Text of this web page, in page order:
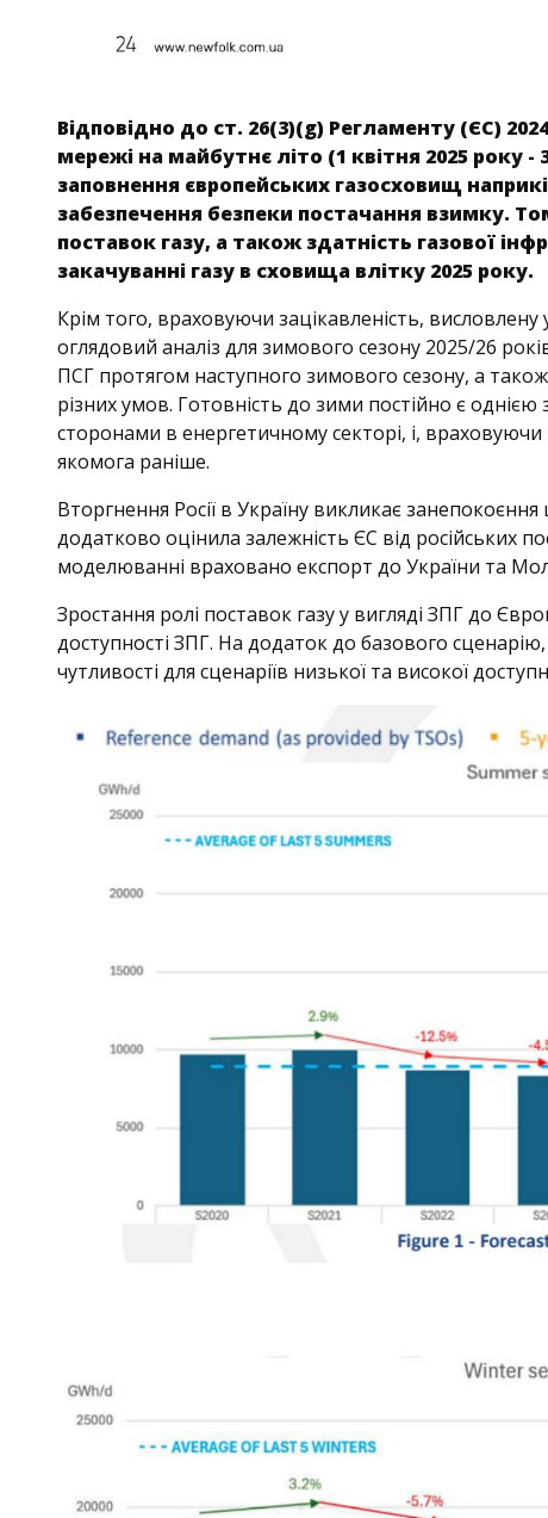
Відповідно до ст. 26(3)(g) Регламенту (ЄС)
мережі на майбутнє літо (1 квітня 2025 року
заповнення європейських газосховищ
забезпечення безпеки постачання взимку.
поставок газу, а також здатність газової
закачуванні газу в сховища влітку 2025 року.
Крім того, враховуючи зацікавленість,
оглядовий аналіз для зимового сезону 2025/26
ПСГ протягом наступного зимового сезону, а
різних умов. Готовність до зими постійно є
сторонами в енергетичному секторі, і, враховуючи
якомога раніше.
Вторгнення Росії в Україну викликає
додатково оцінила залежність ЄС від російських
моделюванні враховано експорт до України та
Зростання ролі поставок газу у вигляді ЗПГ до
доступності ЗПГ. На додаток до базового
чутливості для сценаріїв низької та високої